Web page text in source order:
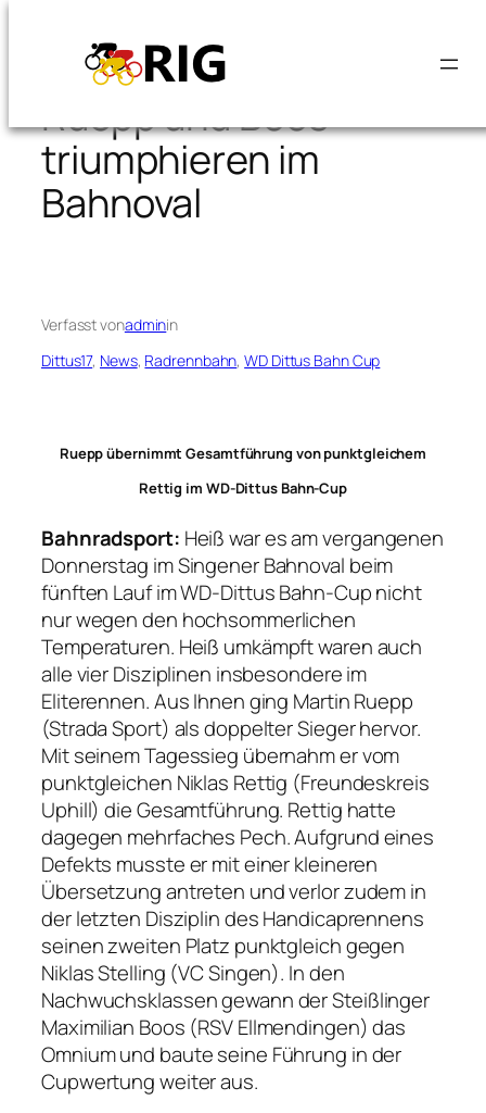
Ruepp und Boos
triumphieren im
Bahnoval
Verfasst vonadminin
Dittus17, News, Radrennbahn, WD Dittus Bahn Cup
Ruepp übernimmt Gesamtführung von punktgleichem
Rettig im WD-Dittus Bahn-Cup
Bahnradsport: Heiß war es am vergangenen
Donnerstag im Singener Bahnoval beim
fünften Lauf im WD-Dittus Bahn-Cup nicht
nur wegen den hochsommerlichen
Temperaturen. Heiß umkämpft waren auch
alle vier Disziplinen insbesondere im
Eliterennen. Aus Ihnen ging Martin Ruepp
(Strada Sport) als doppelter Sieger hervor.
Mit seinem Tagessieg übernahm er vom
punktgleichen Niklas Rettig (Freundeskreis
Uphill) die Gesamtführung. Rettig hatte
dagegen mehrfaches Pech. Aufgrund eines
Defekts musste er mit einer kleineren
Übersetzung antreten und verlor zudem in
der letzten Disziplin des Handicaprennens
seinen zweiten Platz punktgleich gegen
Niklas Stelling (VC Singen). In den
Nachwuchsklassen gewann der Steißlinger
Maximilian Boos (RSV Ellmendingen) das
Omnium und baute seine Führung in der
Cupwertung weiter aus.